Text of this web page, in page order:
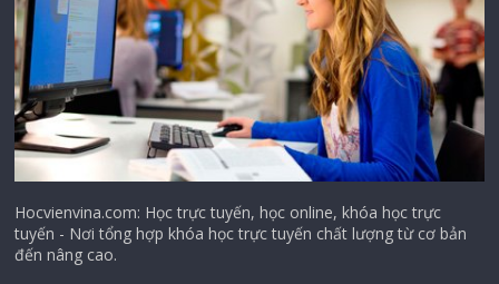
Hocvienvina.com: Học trực tuyến, học online, khóa học trực
tuyến - Nơi tổng hợp khóa học trực tuyến chất lượng từ cơ bản
đến nâng cao.